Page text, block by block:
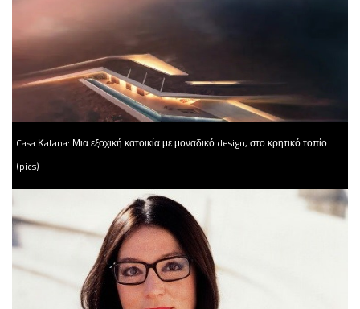
Casa Κatana: Μια εξοχική κατοικία με μοναδικό design, στο κρητικό τοπίο
(pics)